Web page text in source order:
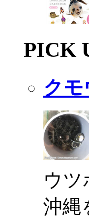
PICK
ク
ウツ
沖縄